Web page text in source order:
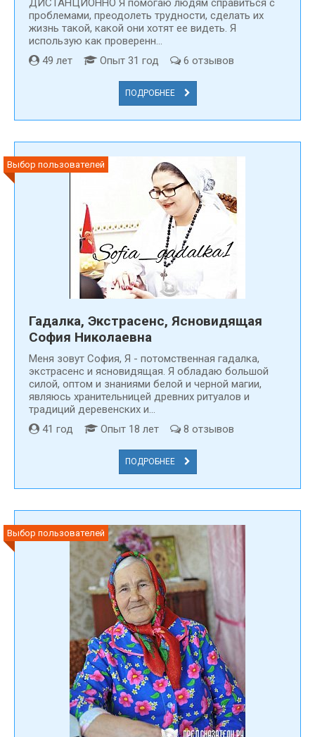
ДИСТАНЦИОННО Я помогаю людям справиться с
проблемами, преодолеть трудности, сделать их
жизнь такой, какой они хотят ее видеть. Я
использую как проверенн...
49 лет
Опыт 31 год 6 отзывов
ПОДРОБНЕЕ
Выбор пользователей
Гадалка, Экстрасенс, Ясновидящая
София Николаевна
Меня зовут Cофия, Я - потомственная гадалка,
экстрасенс и ясновидящая. Я обладаю большой
силой, оптом и знаниями белой и черной магии,
являюсь хранительницей древних ритуалов и
традиций деревенских и...
41 год
Опыт 18 лет 8 отзывов
ПОДРОБНЕЕ
Выбор пользователей